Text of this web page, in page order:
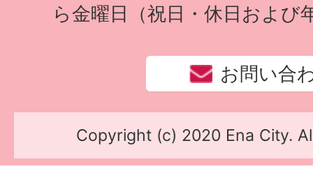
ら金曜日（祝日・休日および
お問い合
Copyright (c) 2020 Ena City.